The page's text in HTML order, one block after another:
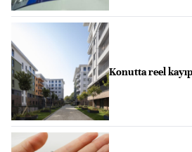
Konutta reel